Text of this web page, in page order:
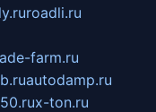
roadli.ru
farm.ru
autodamp.ru
x-ton.ru